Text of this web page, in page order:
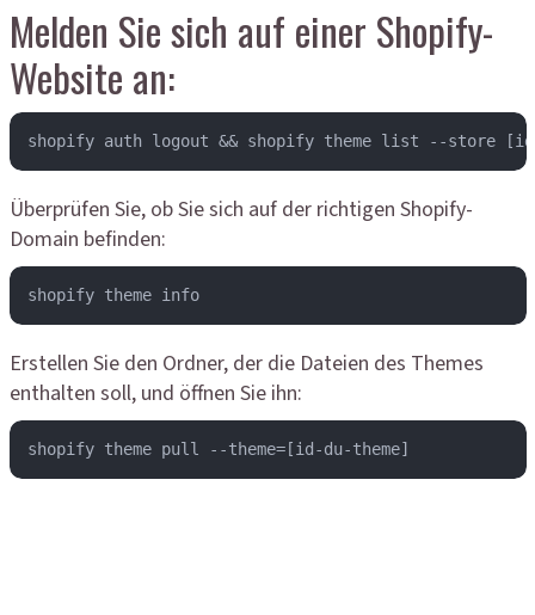
Melden Sie sich auf einer Shopify-
Website an:
shopify auth logout && shopify theme list --store [id-
Überprüfen Sie, ob Sie sich auf der richtigen Shopify-
Domain befinden:
shopify theme info
Erstellen Sie den Ordner, der die Dateien des Themes
enthalten soll, und öffnen Sie ihn:
shopify theme pull --theme=[id-du-theme]